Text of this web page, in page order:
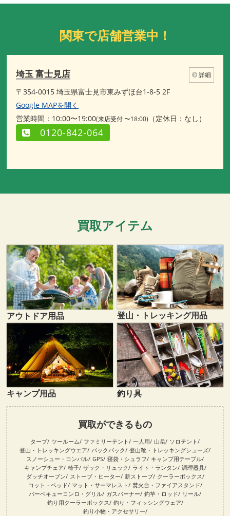
関東で店舗営業中！
埼玉 富士見店 詳細
〒354-0015 埼玉県富士見市東みずほ台1-8-5 2F
Google MAPを開く
営業時間：10:00〜19:00(来店受付 〜18:00) （定休日：なし）
0120-842-064
買取アイテム
アウトドア用品 登山・トレッキング用品
キャンプ用品 釣り具
買取ができるもの
タープ ツールーム ファミリーテント 一人用 山岳 ソロテント
登山・トレッキングウエア バックパック
登山靴・トレッキングシューズ
スノーシュー・コンパル GPS 寝袋・シュラフ
キャンプ用テーブル
キャンプチェア 椅子 ザック・リュック ライト・ランタン 調理器具
ダッチオーブン
ストーブ・ヒーター 薪ストーブ
クーラーボックス
コット・ベッド
マット・サーマレスト
焚火台・ファイアスタンド
バーベキューコンロ・グリル ガスバーナー 釣竿・ロッド
リール
釣り用クーラーボックス 釣り・フィッシングウェア
釣り小物・アクセサリー